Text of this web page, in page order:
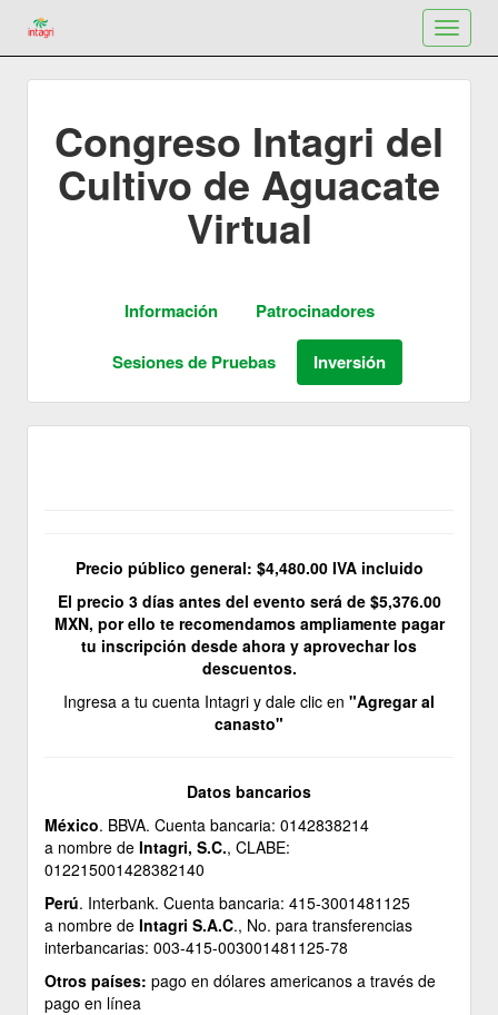
Toggle
Congreso Intagri del
Cultivo de Aguacate
Virtual
Precio público general: $4,480.00 IVA incluido
El precio 3 días antes del evento será de $5,376.00
MXN, por ello te recomendamos ampliamente pagar
tu inscripción desde ahora y aprovechar los
descuentos.
Ingresa a tu cuenta Intagri y dale clic en "Agregar al
canasto"
Datos bancarios
México. BBVA. Cuenta bancaria: 0142838214
a nombre de Intagri, S.C., CLABE:
012215001428382140
Perú. Interbank. Cuenta bancaria: 415-3001481125
a nombre de Intagri S.A.C., No. para transferencias
interbancarias: 003-415-003001481125-78
Otros países: pago en dólares americanos a través de
pago en línea